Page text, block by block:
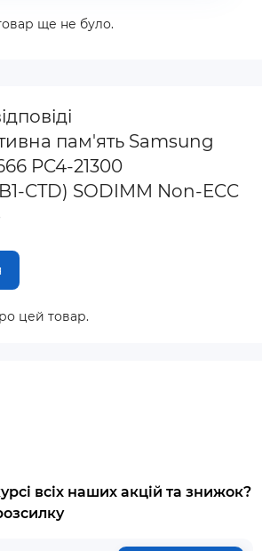
ще не було.
пам'ять Samsung
PC4-21300
CTD) SODIMM Non-ECC
цей товар.
всіх наших акцій та знижок?